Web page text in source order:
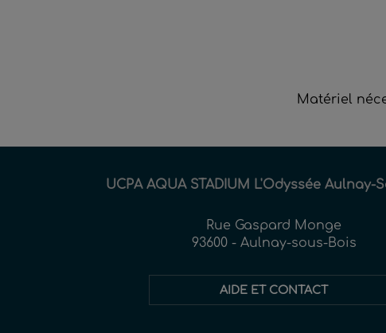
Matériel
UCPA AQUA STADIUM L'Odyssée Aulnay-
Rue Gaspard Monge
93600 - Aulnay-sous-Bois
AIDE ET CONTACT